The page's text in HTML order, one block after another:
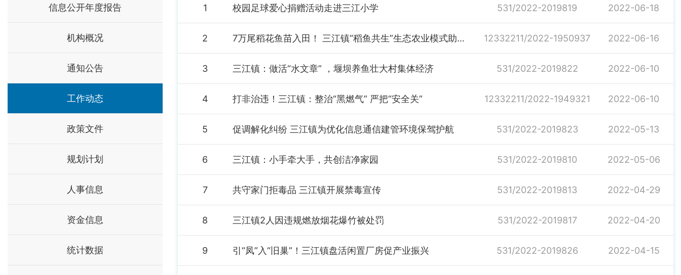
信息公开年度报告
机构概况
通知公告
工作动态
政策文件
规划计划
人事信息
资金信息
统计数据
1 校园足球爱心捐赠活动走进三江小学 531/2022-2019819 2022-06-18
2 7万尾稻花鱼苗入田！ 三江镇“稻鱼共生”生态农业模式助一田双收 12332211/2022-1950937 2022-06-16
3 三江镇：做活“水文章” ，堰坝养鱼壮大村集体经济 531/2022-2019822 2022-06-10
4 打非治违！三江镇：整治“黑燃气” 严把“安全关” 12332211/2022-1949321 2022-06-10
5 促调解化纠纷 三江镇为优化信息通信建管环境保驾护航 531/2022-2019823 2022-05-13
6 三江镇：小手牵大手，共创洁净家园 531/2022-2019810 2022-05-06
7 ​共守家门拒毒品 三江镇开展禁毒宣传 531/2022-2019813 2022-04-29
8 三江镇2人因违规燃放烟花爆竹被处罚 531/2022-2019817 2022-04-20
9 引“凤”入“旧巢”！三江镇盘活闲置厂房促产业振兴 531/2022-2019826 2022-04-15